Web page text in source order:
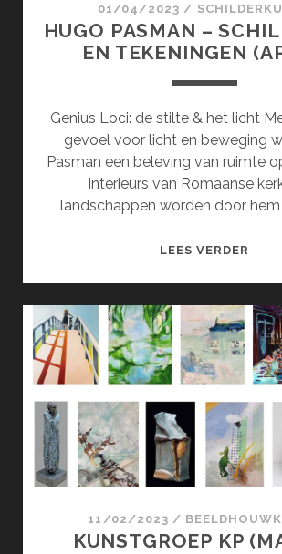
01/04/2023 /
HUGO PASMAN –
EN TEKENINGEN
Genius Loci: de stilte & het licht
gevoel voor licht en beweging
Pasman een beleving van ruimte
Interieurs van Romaanse
landschappen worden door hem
LEES VERDER
EN
11/02/2023 /
KUNSTGROEP KP